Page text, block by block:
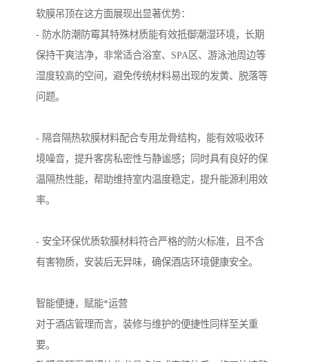
软膜吊顶在这方面展现出显著优势：
- 防水防潮防霉其特殊材质能有效抵御潮湿环境，长期
保持干爽洁净，非常适合浴室、SPA区、游泳池周边等
湿度较高的空间，避免传统材料易出现的发黄、脱落等
问题。
- 隔音隔热软膜材料配合专用龙骨结构，能有效吸收环
境噪音，提升客房私密性与静谧感；同时具有良好的保
温隔热性能，帮助维持室内温度稳定，提升能源利用效
率。
- 安全环保优质软膜材料符合严格的防火标准，且不含
有害物质，安装后无异味，确保酒店环境健康安全。
智能便捷，赋能*运营
对于酒店管理而言，装修与维护的便捷性同样至关重
要。